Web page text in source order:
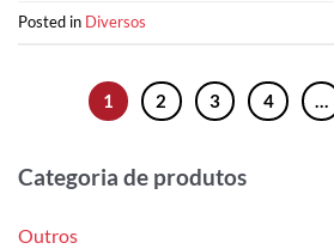
Posted in Diversos
1 2 3 4
Categoria de produtos
Outros